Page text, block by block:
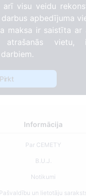
arī visu veidu
apbedījuma
maksa ir saistīta ar
atrašanās vietu,
Pirkt
Informācija
Par CEMETY
B.U.J.
Notikumi
Pašvaldību un lietotāju